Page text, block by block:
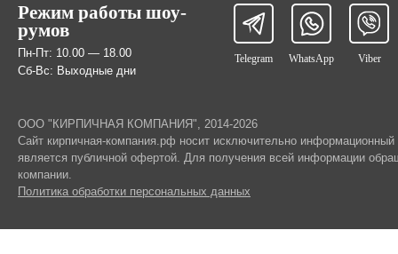
Режим работы шоу-
румов
Пн-Пт: 10.00 — 18.00
Сб-Вс: Выходные дни
Telegram WhatsApp Viber
ООО "КИРПИЧНАЯ КОМПАНИЯ", 2014-2026
Cайт кирпичная-компания.рф носит исключительно информационный
является публичной офертой. Для получения всей информации
компании.
Политика обработки персональных данных